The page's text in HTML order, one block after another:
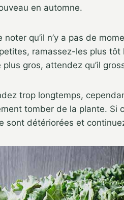
en automne.
noter qu’il n’y a pas de
ramassez-les plus tôt
gros, attendez qu’il
trop longtemps,
tomber de la plante. Si
sont détériorées et